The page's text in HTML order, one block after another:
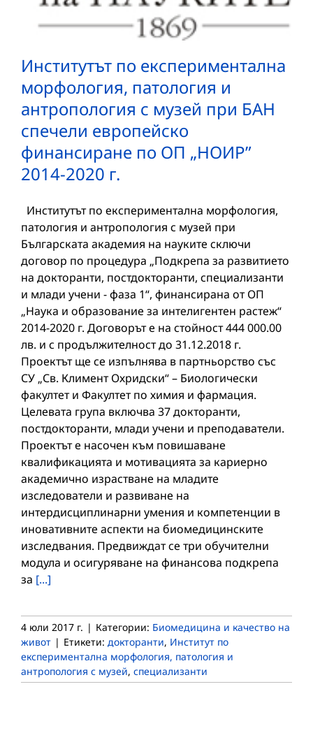
Институтът по експериментална
морфология, патология и
антропология с музей при БAН
спечели европейско
финансиране по ОП „НОИР”
2014-2020 г.
Институтът по експериментална морфология,
патология и антропология с музей при
Българската академия на науките сключи
договор по процедура „Подкрепа за развитието
на докторанти, постдокторанти, специализанти
и млади учени - фаза 1“, финансирана от ОП
„Наука и образование за интелигентен растеж“
2014-2020 г. Договорът е на стойност 444 000.00
лв. и с продължителност до 31.12.2018 г.
Проектът ще се изпълнява в партньорство със
СУ „Св. Климент Охридски“ – Биологически
факултет и Факултет по химия и фармация.
Целевата група включва 37 докторанти,
постдокторанти, млади учени и преподаватели.
Проектът е насочен към повишаване
квалификацията и мотивацията за кариерно
академично израстване на младите
изследователи и развиване на
интердисциплинарни умения и компетенции в
иновативните аспекти на биомедицинските
изследвания. Предвиждат се три обучителни
модула и осигуряване на финансова подкрепа
за [...]
4 юли 2017 г. | Категории: Биомедицина и качество на
живот | Етикети: докторанти, Институт по
експериментална морфология, патология и
антропология с музей, специализанти